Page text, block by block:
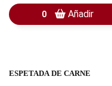
0 Añadir
ESPETADA DE CARNE